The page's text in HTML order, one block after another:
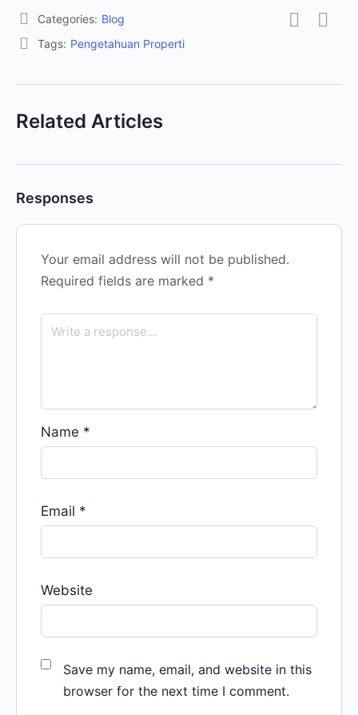
Categories: Blog
Tags: Pengetahuan Properti
Related Articles
Responses
Your email address will not be published.
Required fields are marked *
Name *
Email *
Website
Save my name, email, and website in this
browser for the next time I comment.